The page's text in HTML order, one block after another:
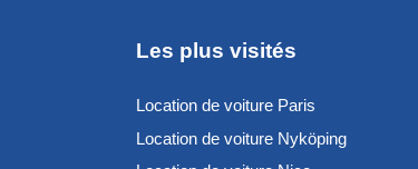
Les plus visités
Location de voiture Paris
Location de voiture Nyköping